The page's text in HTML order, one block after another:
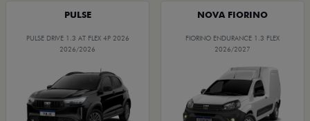
PULSE
PULSE DRIVE 1.3 AT FLEX 4P 2026
2026/2026
NOVA FIORINO
FIORINO ENDURANCE 1.3 FLEX
2026/2027